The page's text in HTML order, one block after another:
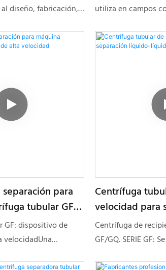
diseño, fabricación,
en China en
decantadores,
productos se han
la separación
líquido-sólido en
vegetales, aceites
industria química,
y otras industrias.
pequeñas diferencias
entre las fases
bajo contenido,
utiliza en campos
frutas y verduras,
para
tubular GF
dispositivo de
velocidadUna
Centrífuga
velocidad para
líquido-líquido-
Centrífuga de
GF/GQ. SERIE GF: